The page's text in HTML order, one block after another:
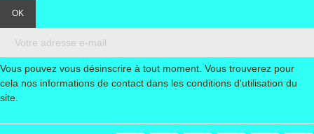
Vous pouvez vous désinscrire à tout moment. Vous trouverez pour
cela nos informations de contact dans les conditions d'utilisation du
site.